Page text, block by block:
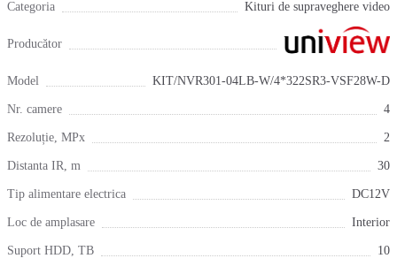
Categoria Kituri de supraveghere video
Producător
Model KIT/NVR301-04LB-W/4*322SR3-VSF28W-D
Nr. camere 4
Rezoluție, MPx 2
Distanta IR, m 30
Tip alimentare electrica DC12V
Loc de amplasare Interior
Suport HDD, TB 10